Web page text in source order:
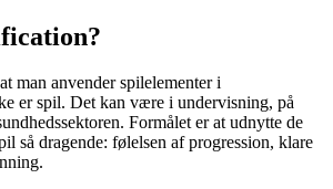
man anvender spilelementer i
er spil. Det kan være i undervisning, på
Formålet er at udnytte de
så dragende: følelsen af progression, klare